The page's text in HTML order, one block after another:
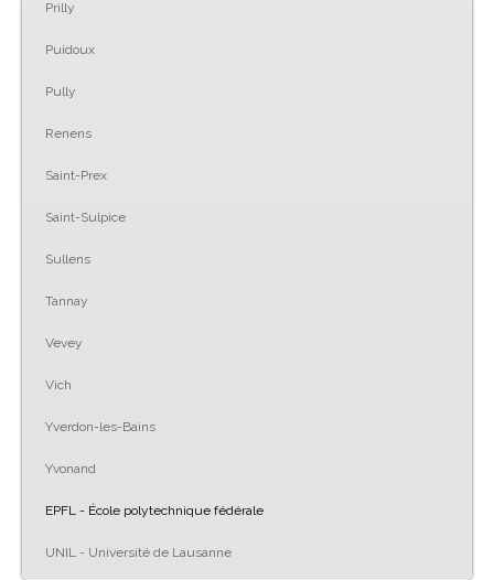
Prilly
Puidoux
Pully
Renens
Saint-Prex
Saint-Sulpice
Sullens
Tannay
Vevey
Vich
Yverdon-les-Bains
Yvonand
EPFL - École polytechnique fédérale
UNIL - Université de Lausanne